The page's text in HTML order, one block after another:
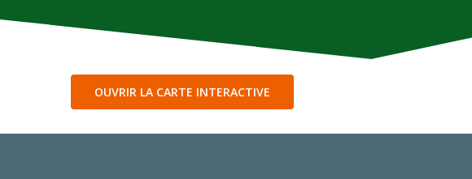
OUVRIR LA CARTE INTERACTIVE